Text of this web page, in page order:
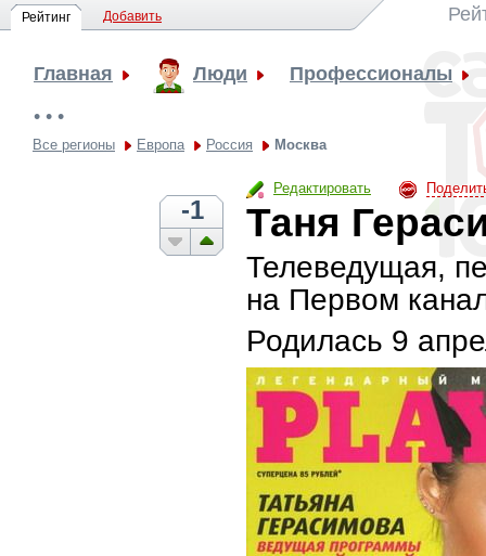
Рейтинг Добавить
Главная Люди Профессионалы
• • •
Все регионы Европа Россия Москва
Редактировать
-1 Таня
Телеведущая,
на Первом
Родилась 9